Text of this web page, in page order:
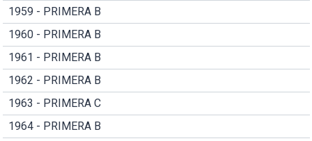
1959 - PRIMERA B
1960 - PRIMERA B
1961 - PRIMERA B
1962 - PRIMERA B
1963 - PRIMERA C
1964 - PRIMERA B